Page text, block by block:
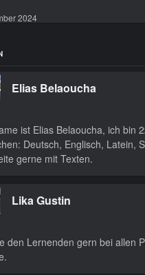
2024
Elias Belaoucha
ist Elias Belaoucha, ich bin
Deutsch, Englisch, Latein,
gerne mit Texten.
Lika Gustin
den Lernenden gern bei allen